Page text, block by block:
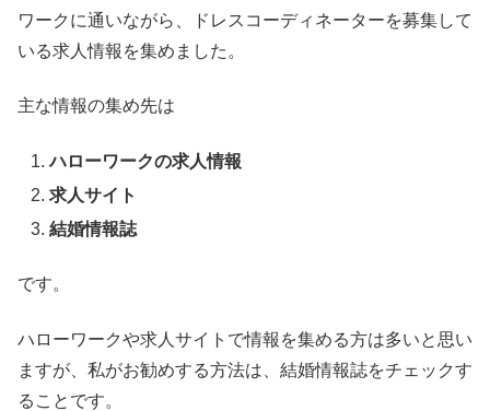
ワークに通いながら、ドレスコーディネーターを募集して
いる求人情報を集めました。
主な情報の集め先は
ハローワークの求人情報
求人サイト
結婚情報誌
です。
ハローワークや求人サイトで情報を集める方は多いと思い
ますが、私がお勧めする方法は、結婚情報誌をチェックす
ることです。